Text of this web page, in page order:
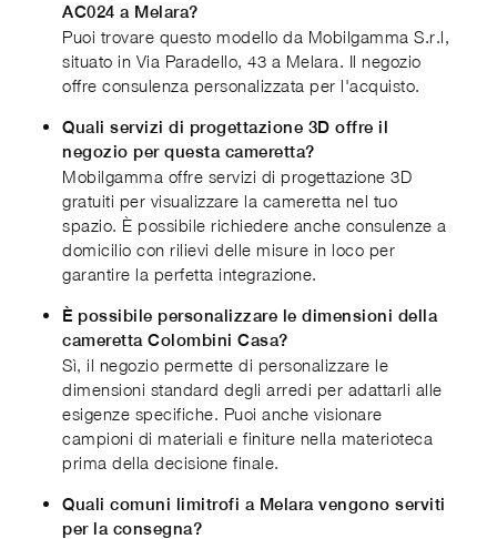
AC024 a Melara?
Puoi trovare questo modello da Mobilgamma S.r.l,
situato in Via Paradello, 43 a Melara. Il negozio
offre consulenza personalizzata per l'acquisto.
Quali servizi di progettazione 3D offre il
negozio per questa cameretta?
Mobilgamma offre servizi di progettazione 3D
gratuiti per visualizzare la cameretta nel tuo
spazio. È possibile richiedere anche consulenze a
domicilio con rilievi delle misure in loco per
garantire la perfetta integrazione.
È possibile personalizzare le dimensioni della
cameretta Colombini Casa?
Sì, il negozio permette di personalizzare le
dimensioni standard degli arredi per adattarli alle
esigenze specifiche. Puoi anche visionare
campioni di materiali e finiture nella materioteca
prima della decisione finale.
Quali comuni limitrofi a Melara vengono serviti
per la consegna?